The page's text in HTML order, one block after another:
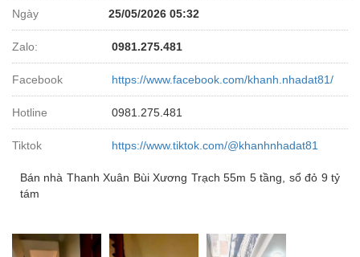
Ngày 25/05/2026 05:32
Zalo: 0981.275.481
Facebook https://www.facebook.com/khanh.nhadat81/
Hotline 0981.275.481
Tiktok https://www.tiktok.com/@khanhnhadat81
Bán nhà Thanh Xuân Bùi Xương Trạch 55m 5 tầng, sổ đỏ 9 tỷ
tám